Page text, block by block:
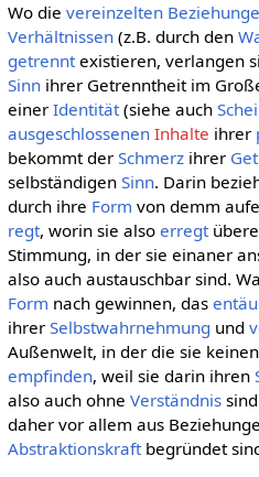
Wo die vereinzelten
Verhältnissen(z.B. durch den
getrenntexistieren, verlangen
Sinnihrer Getrenntheit im
einer Identität(siehe auch
ausgeschlossenen Inhalte ihrer
bekommt der Schmerzihrer
selbständigen Sinn. Darin
durch ihre Form von demm
regt, worin sie also erregt
Stimmung, in der sie einaner
also auch austauschbar sind.
Form nach gewinnen, das
ihrer Selbstwahrnehmung und
Außenwelt, in der die sie keinen
empfinden, weil sie darin ihren
also auch ohne Verständnis
daher vor allem aus
Abstraktionskraftbegründet